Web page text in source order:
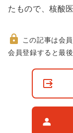
たもので、核酸
非
この記事は会
会員登録すると最